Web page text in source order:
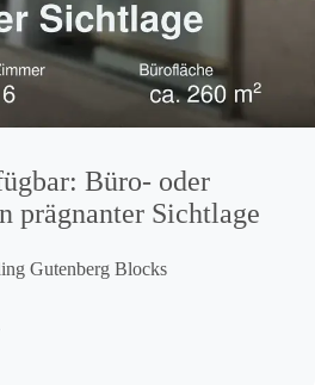
Büro- oder
prägnanter Sichtlage
Gutenberg Blocks